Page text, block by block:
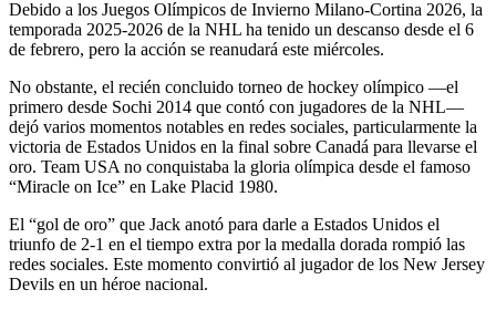
Debido a los Juegos Olímpicos de Invierno Milano-Cortina 2026, la
temporada 2025-2026 de la NHL ha tenido un descanso desde el 6
de febrero, pero la acción se reanudará este miércoles.
No obstante, el recién concluido torneo de hockey olímpico —el
primero desde Sochi 2014 que contó con jugadores de la NHL—
dejó varios momentos notables en redes sociales, particularmente la
victoria de Estados Unidos en la final sobre Canadá para llevarse el
oro. Team USA no conquistaba la gloria olímpica desde el famoso
“Miracle on Ice” en Lake Placid 1980.
El “gol de oro” que Jack anotó para darle a Estados Unidos el
triunfo de 2-1 en el tiempo extra por la medalla dorada rompió las
redes sociales. Este momento convirtió al jugador de los New Jersey
Devils en un héroe nacional.